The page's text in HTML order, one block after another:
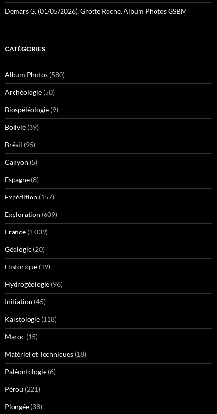
Demars G. (01/05/2026). Grotte Roche. Album Photos GSBM
CATÉGORIES
Album Photos (580)
Archéologie (50)
Biospéléologie (9)
Bolivie (39)
Brésil (95)
Canyon (5)
Espagne (8)
Expédition (157)
Exploration (609)
France (1 039)
Géologie (20)
Historique (19)
Hydrogéologie (96)
Initiation (45)
Karstologie (118)
Maroc (15)
Matériel et Techniques (18)
Paléontologie (6)
Pérou (221)
Plongée (38)